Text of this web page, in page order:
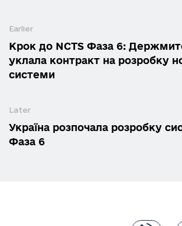
Earlier
Крок до NCTS Фаза 6:
уклала контракт на розробку
системи
Later
Україна розпочала розробку
Фаза 6